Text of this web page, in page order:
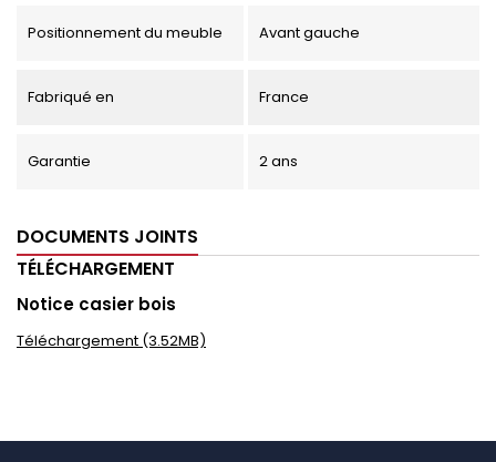
Positionnement du meuble Avant gauche
Fabriqué en France
Garantie 2 ans
DOCUMENTS JOINTS
TÉLÉCHARGEMENT
Notice casier bois
Téléchargement (3.52MB)